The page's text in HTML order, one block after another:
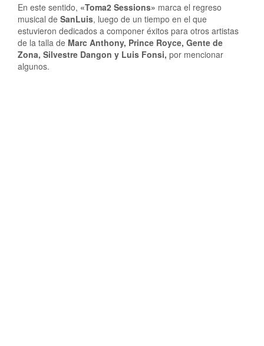
En este sentido, «Toma2 Sessions» marca el regreso
musical de SanLuis, luego de un tiempo en el que
estuvieron dedicados a componer éxitos para otros artistas
de la talla de Marc Anthony, Prince Royce, Gente de
Zona, Silvestre Dangon y Luis Fonsi, por mencionar
algunos.